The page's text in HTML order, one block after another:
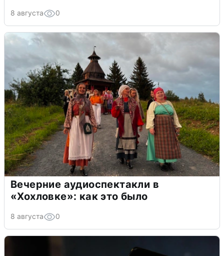
8 августа 0
Вечерние аудиоспектакли в
«Хохловке»: как это было
8 августа 0